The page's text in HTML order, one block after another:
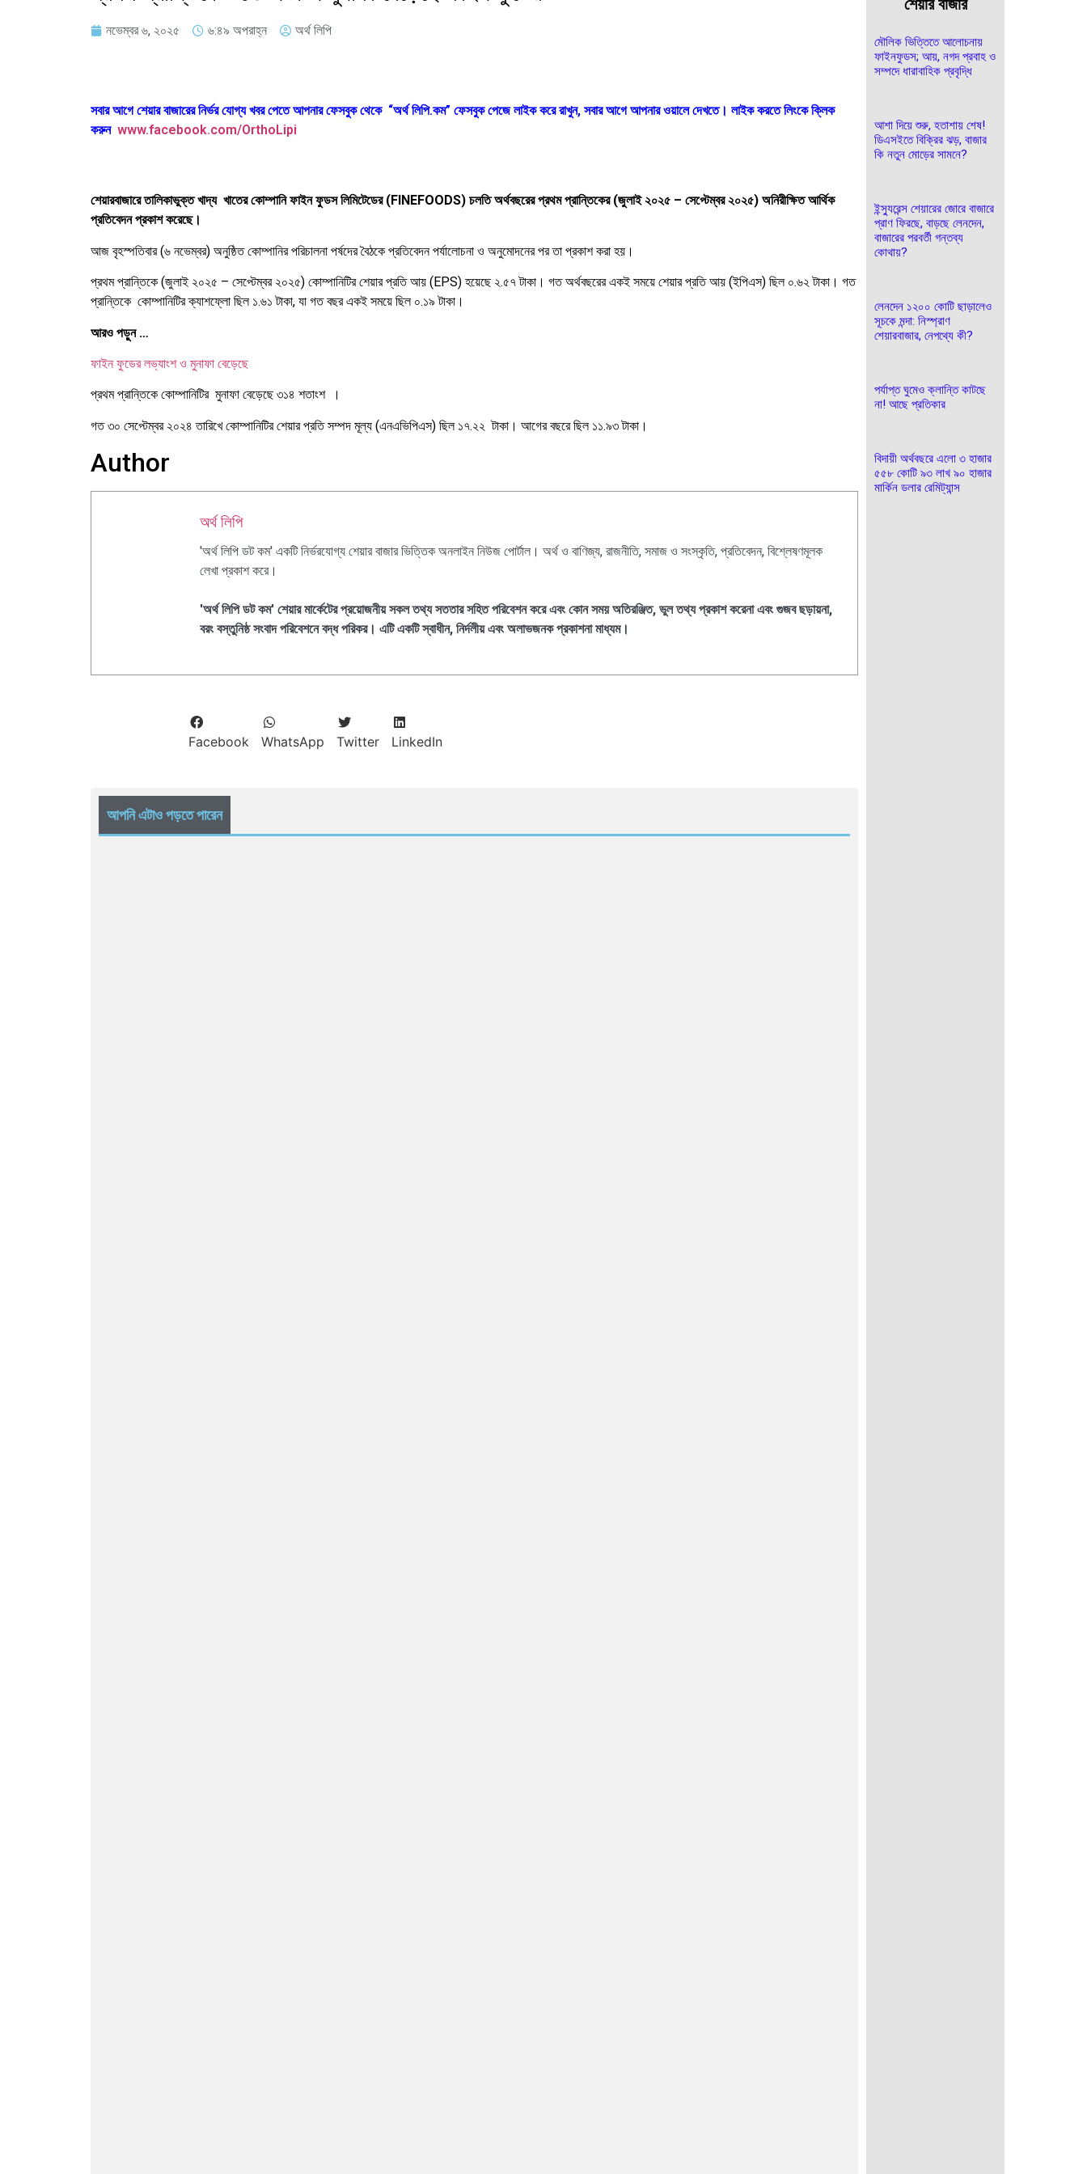
নভেম্বর ৬, ২০২৫ ৬:৪৯ অপরাহ্ন অর্থ লিপি
সবার আগে শেয়ার বাজারের নির্ভর যোগ্য খবর পেতে আপনার ফেসবুক থেকে “অর্থ লিপি.কম” ফেসবুক পেজে লাইক করে রাখুন, সবার আগে আপনার ওয়ালে দেখতে। লাইক করতে লিংকে ক্লিক
করুন www.facebook.com/OrthoLipi
শেয়ারবাজারে তালিকাভুক্ত খাদ্য খাতের কোম্পানি ফাইন ফুডস লিমিটেডের (FINEFOODS) চলতি অর্থবছরের প্রথম প্রান্তিকের (জুলাই ২০২৫ – সেপ্টেম্বর ২০২৫) অনিরীক্ষিত আর্থিক
প্রতিবেদন প্রকাশ করেছে।
আজ বৃহস্পতিবার (৬ নভেম্বর) অনুষ্ঠিত কোম্পানির পরিচালনা পর্ষদের বৈঠকে প্রতিবেদনপর্যালোচনা ও অনুমোদনের পর তা প্রকাশ করা হয়।
প্রথম প্রান্তিকে (জুলাই ২০২৫ – সেপ্টেম্বর ২০২৫) কোম্পানিটির শেয়ার প্রতিআয় (EPS) হয়েছে২.৫৭টাকা। গত অর্থবছরের একই সময়ে শেয়ার প্রতিআয় (ইপিএস) ছিল০.৬২টাকা। গত
প্রান্তিকে কোম্পানিটির ক্যাশফ্লো ছিল ১.৬১ টাকা, যা গত বছর একই সময়ে ছিল ০.১৯ টাকা।
আরও পড়ুন …
ফাইন ফুডের লভ্যাংশ ও মুনাফা বেড়েছে
প্রথম প্রান্তিকে কোম্পানিটির মুনাফা বেড়েছে ৩১৪ শতাংশ ।
গত ৩০ সেপ্টেম্বর ২০২৪ তারিখে কোম্পানিটির শেয়ার প্রতি সম্পদ মূল্য (এনএভিপিএস) ছিল ১৭.২২টাকা। আগের বছরে ছিল ১১.৯৩ টাকা।
Author
অর্থ লিপি
'অর্থ লিপি ডট কম' একটি নির্ভরযোগ্য শেয়ার বাজার ভিত্তিক অনলাইন নিউজ পোর্টাল। অর্থ ও বাণিজ্য, রাজনীতি, সমাজ ও সংস্কৃতি, প্রতিবেদন, বিশ্লেষণমূলক
লেখা প্রকাশ করে।
'অর্থ লিপি ডট কম' শেয়ার মার্কেটের প্রয়োজনীয় সকল তথ্য সততার সহিত পরিবেশন করে এবং কোন সময় অতিরঞ্জিত, ভুল তথ্য প্রকাশ করেনা এবং গুজব ছড়ায়না,
বরং বস্তুনিষ্ঠ সংবাদ পরিবেশনে বদ্ধ পরিকর। এটি একটি স্বাধীন, নির্দলীয় এবং অলাভজনক প্রকাশনা মাধ্যম।
Facebook WhatsApp Twitter LinkedIn
আপনি এটাও পড়তে পারেন
শেয়ার বাজার
মৌলিক ভিত্তিতে আলোচনায়
ফাইনফুডস; আয়, নগদ প্রবাহ ও
সম্পদে ধারাবাহিক প্রবৃদ্ধি
আশা দিয়ে শুরু, হতাশায় শেষ!
ডিএসইতে বিক্রির ঝড়, বাজার
কি নতুন মোড়ের সামনে?
ইন্স্যুরেন্স শেয়ারের জোরে বাজারে
প্রাণ ফিরছে, বাড়ছে লেনদেন,
বাজারের পরবর্তী গন্তব্য
কোথায়?
লেনদেন ১২০০ কোটি ছাড়ালেও
সূচকে মন্দা: নিস্প্রাণ
শেয়ারবাজার, নেপথ্যে কী?
পর্যাপ্ত ঘুমেও ক্লান্তি কাটছে
না! আছে প্রতিকার
বিদায়ী অর্থবছরে এলো ৩ হাজার
৫৫৮ কোটি ৯৩ লাখ ৯০ হাজার
মার্কিন ডলার রেমিট্যান্স